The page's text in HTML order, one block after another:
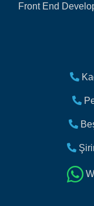
Front End